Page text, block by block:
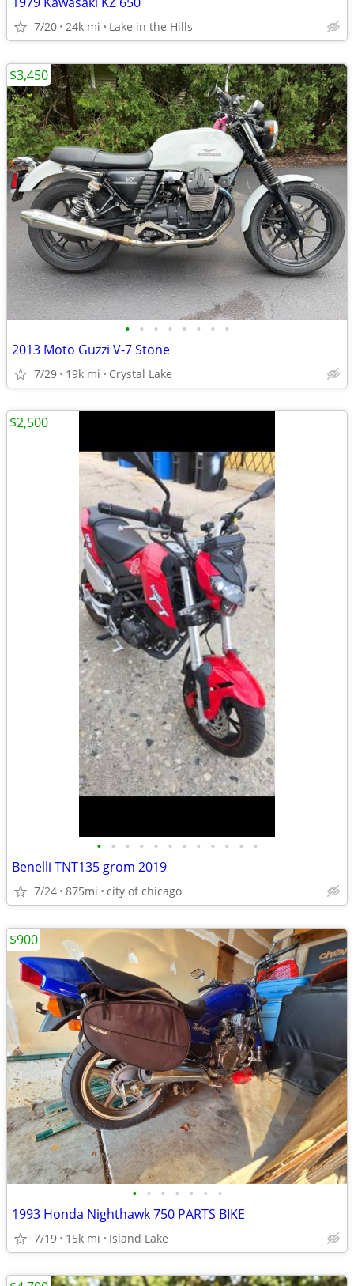
7/20 24k mi Lake in the Hills
• • • • • • • •
2013 Moto Guzzi V-7 Stone
7/29 19k mi Crystal Lake
$3,450
• • • • • • • • • • • •
Benelli TNT135 grom 2019
7/24 875mi city of chicago
$2,500
• • • • • • •
1993 Honda Nighthawk 750 PARTS BIKE
7/19 15k mi Island Lake
$900